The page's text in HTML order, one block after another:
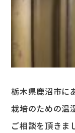
栃木県鹿沼市に
栽培のための温
ご相談を頂きま